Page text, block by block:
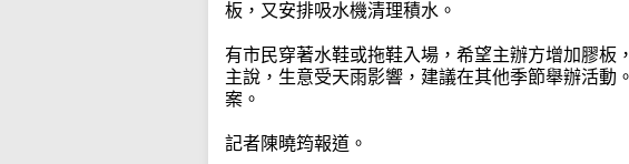
板，又安排吸水機清理積水。
有市民穿著水鞋或拖鞋入場，希望主辦方增加膠板
主說，生意受天雨影響，建議在其他季節舉辦活動
案。
記者陳曉筠報道。